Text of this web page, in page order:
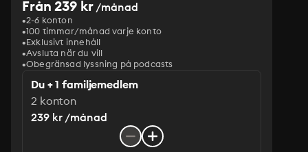
Från 239 kr/månad
2-6 konton
100 timmar/månad varje konto
Exklusivt innehåll
Avsluta när du vill
Obegränsad lyssning på podcasts
Du + 1 familjemedlem
2 konton
239 kr /månad